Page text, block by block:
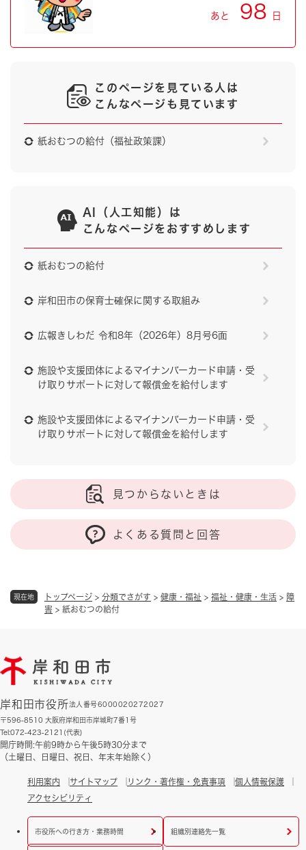
現在地 トップページ > 分類でさがす > 健康・福祉 > 福祉・健康・生活 > 障
害 > 紙おむつの給付
あと 98 日
このページを見ている人は
こんなページも見ています
紙おむつの給付（福祉政策課）
AI（人工知能）は
こんなページをおすすめします
紙おむつの給付
岸和田市の保育士確保に関する取組み
広報きしわだ 令和8年（2026年）8月号6面
施設や支援団体によるマイナンバーカード申請・受
け取りサポートに対して報償金を給付します
施設や支援団体によるマイナンバーカード申請・受
け取りサポートに対して報償金を給付します
見つからないときは
よくある質問と回答
岸和田市役所法人番号6000020272027
〒596-8510 大阪府岸和田市岸城町7番1号
Tel:072-423-2121(代表)
開庁時間:午前9時から午後5時30分まで
（土曜日、日曜日、祝日、年末年始除く）
利用案内 サイトマップ リンク・著作権・免責事項
個人情報保護
アクセシビリティ
市役所への行き方・業務時間 組織別連絡先一覧